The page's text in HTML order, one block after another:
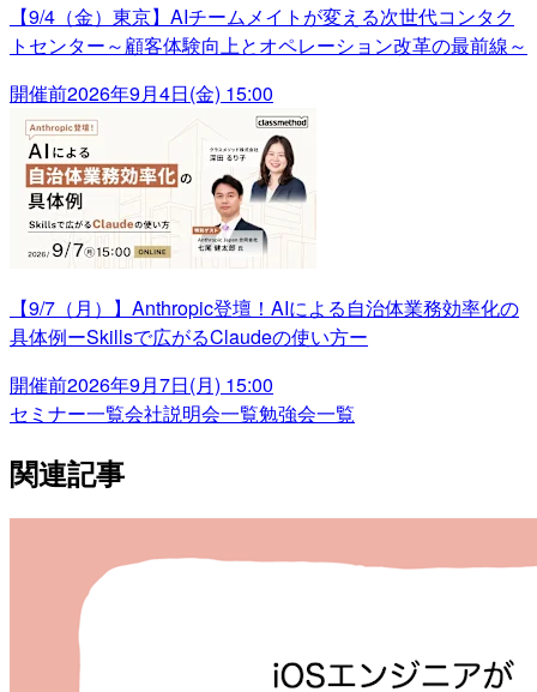
【9/4（金）東京】AIチームメイトが変える次世代コンタク
トセンター～顧客体験向上とオペレーション改革の最前線～
開催前2026年9月4日(金) 15:00
【9/7（月）】Anthropic登壇！AIによる自治体業務効率化の
具体例ーSkillsで広がるClaudeの使い方ー
開催前2026年9月7日(月) 15:00
セミナー一覧会社説明会一覧勉強会一覧
関連記事